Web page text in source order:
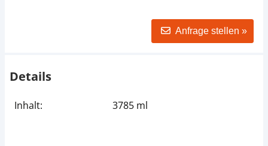
Anfrage stellen »
Details
Inhalt: 3785 ml